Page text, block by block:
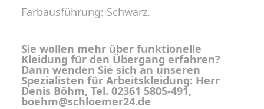
Farbausführung: Schwarz.
Sie wollen mehr über funktionelle
Kleidung für den Übergang erfahren?
Dann wenden Sie sich an unseren
Spezialisten für Arbeitskleidung: Herr
Denis Böhm, Tel. 02361 5805-491,
boehm@schloemer24.de